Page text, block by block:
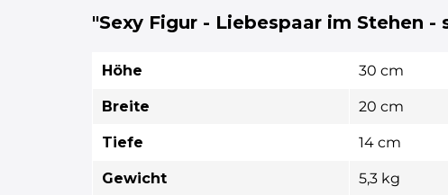
"Sexy Figur - Liebespaar im Stehen -
Höhe 30 cm
Breite 20 cm
Tiefe 14 cm
Gewicht 5,3 kg